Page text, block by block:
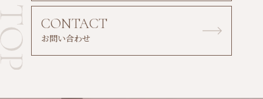
CONTACT
お問い合わせ